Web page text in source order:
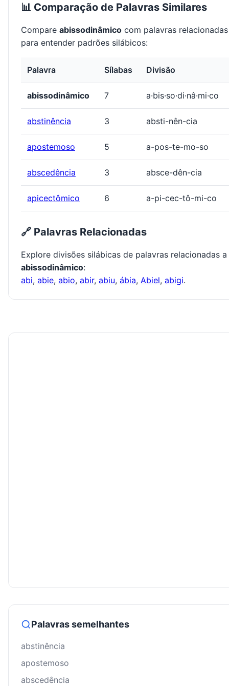
📊 Comparação de Palavras Similares
Compare abissodinâmico com palavras relacionadas
para entender padrões silábicos:
Palavra Sílabas Divisão
abissodinâmico 7 a·bis·so·di·nâ·mi·co
abstinência 3 absti-nên-cia
apostemoso 5 a-pos-te-mo-so
abscedência 3 absce-dên-cia
apicectômico 6 a-pi-cec-tô-mi-co
🔗 Palavras Relacionadas
Explore divisões silábicas de palavras relacionadas a
abissodinâmico:
abi, abie, abio, abir, abiu, ábia, Abiel, abigi.
Palavras semelhantes
abstinência
apostemoso
abscedência